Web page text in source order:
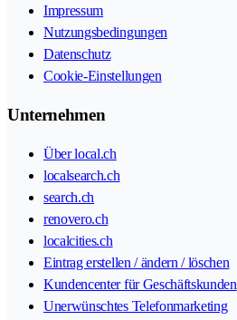
Impressum
Nutzungsbedingungen
Datenschutz
Cookie-Einstellungen
Unternehmen
Über local.ch
localsearch.ch
search.ch
renovero.ch
localcities.ch
Eintrag erstellen / ändern / löschen
Kundencenter für Geschäftskunden
Unerwünschtes Telefonmarketing